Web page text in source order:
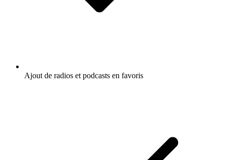
Ajout de radios et podcasts en favoris